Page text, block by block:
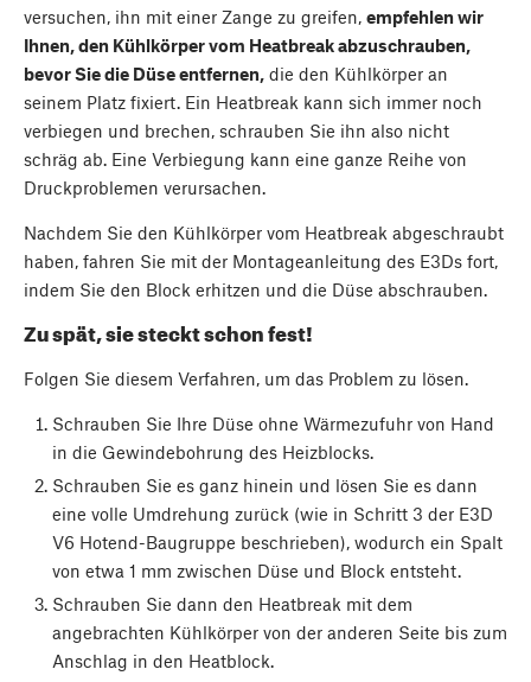
versuchen, ihn mit einer Zange zu greifen, empfehlen wir
Ihnen, den Kühlkörper vom Heatbreak abzuschrauben,
bevor Sie die Düse entfernen, die den Kühlkörper an
seinem Platz fixiert. Ein Heatbreak kann sich immer noch
verbiegen und brechen, schrauben Sie ihn also nicht
schräg ab. Eine Verbiegung kann eine ganze Reihe von
Druckproblemen verursachen.
Nachdem Sie den Kühlkörper vom Heatbreak abgeschraubt
haben, fahren Sie mit der Montageanleitung des E3Ds fort,
indem Sie den Block erhitzen und die Düse abschrauben.
Zu spät, sie steckt schon fest!
Folgen Sie diesem Verfahren, um das Problem zu lösen.
Schrauben Sie Ihre Düse ohne Wärmezufuhr von Hand
in die Gewindebohrung des Heizblocks.
Schrauben Sie es ganz hinein und lösen Sie es dann
eine volle Umdrehung zurück (wie in Schritt 3 der E3D
V6 Hotend-Baugruppe beschrieben), wodurch ein Spalt
von etwa 1 mm zwischen Düse und Block entsteht.
Schrauben Sie dann den Heatbreak mit dem
angebrachten Kühlkörper von der anderen Seite bis zum
Anschlag in den Heatblock.